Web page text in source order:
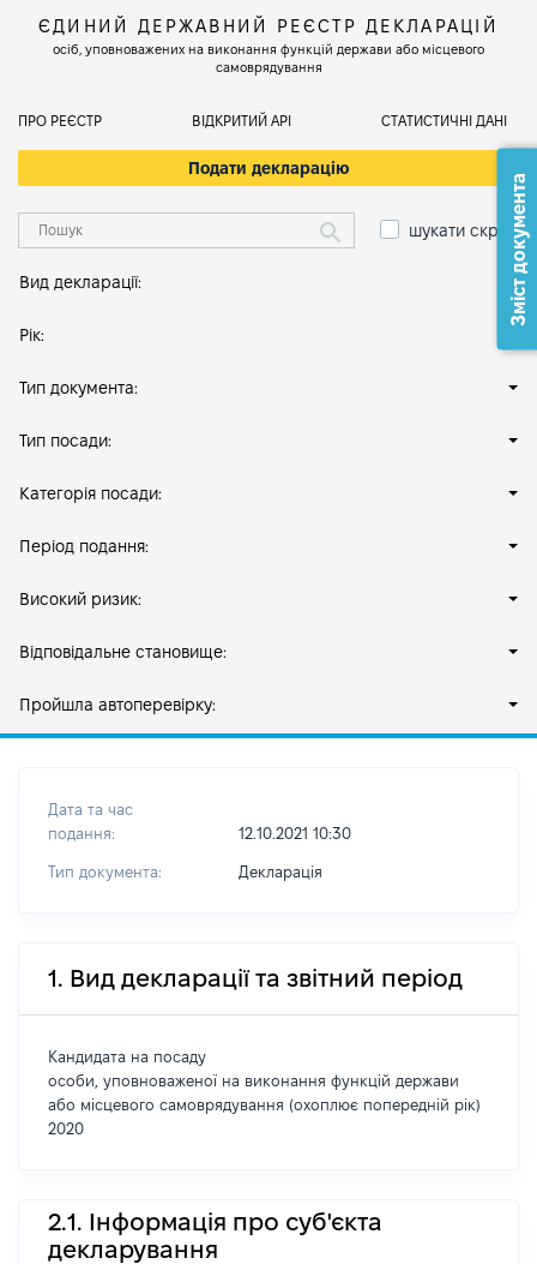
ЄДИНИЙ ДЕРЖАВНИЙ РЕЄСТР ДЕКЛАРАЦІЙ
осіб, уповноважених на виконання функцій держави або місцевого
самоврядування
ПРО РЕЄСТР ВІДКРИТИЙ АРІ СТАТИСТИЧНІ ДАНІ
Подати декларацію
шукати скрізь
Вид декларації:
Рік:
Тип документа:
Тип посади:
Категорія посади:
Період подання:
Високий ризик:
Відповідальне становище:
Пройшла автоперевірку:
Дата та час
подання:
12.10.2021 10:30
Тип документа: Декларація
1. Вид декларації та звітний період
Кандидата на посаду
особи, уповноваженої на виконання функцій держави
або місцевого самоврядування (охоплює попередній рік)
2020
2.1. Інформація про суб'єкта
декларування
Зміст документа